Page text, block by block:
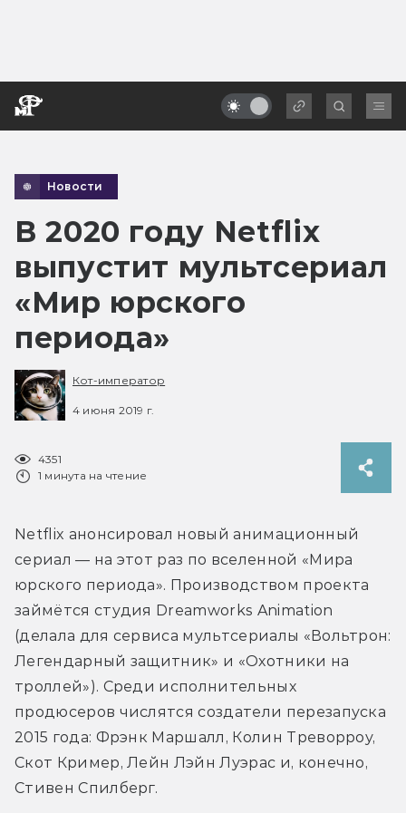
Новости
В 2020 году Netflix
выпустит мультсериал
«Мир юрского
периода»
Кот-император
4 июня 2019 г.
4351
1 минута на чтение
Netflix анонсировал новый анимационный
сериал — на этот раз по вселенной «Мира
юрского периода». Производством проекта
займётся студия Dreamworks Animation
(делала для сервиса мультсериалы «Вольтрон:
Легендарный защитник» и «Охотники на
троллей»). Среди исполнительных
продюсеров числятся создатели перезапуска
2015 года: Фрэнк Маршалл, Колин Треворроу,
Скот Кример, Лейн Лэйн Луэрас и, конечно,
Стивен Спилберг.